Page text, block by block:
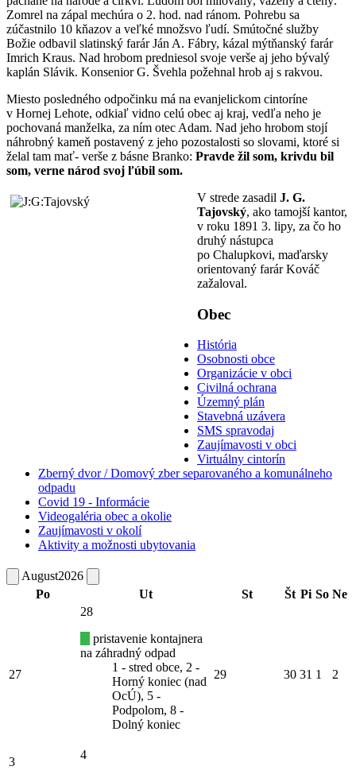
Zomrel na zápal mechúra o 2. hod. nad ránom. Pohrebu sa
zúčastnilo 10 kňazov a veľké množsvo ľudí. Smútočné služby
Božie odbavil slatinský farár Ján A. Fábry, kázal mýtňanský farár
Imrich Kraus. Nad hrobom predniesol svoje verše aj jeho bývalý
kaplán Slávik. Konsenior G. Švehla požehnal hrob aj s rakvou.
Miesto posledného odpočinku má na evanjelickom cintoríne
v Hornej Lehote, odkiaľ vidno celú obec aj kraj, vedľa neho je
pochovaná manželka, za ním otec Adam. Nad jeho hrobom stojí
náhrobný kameň postavený z jeho pozostalosti so slovami, ktoré si
želal tam mať- verše z básne Branko: Pravde žil som, krivdu bil
som, verne národ svoj ľúbil som.
V strede zasadil J. G.
Tajovský, ako tamojší kantor,
v roku 1891 3. lipy, za čo ho
druhý nástupca
po Chalupkovi, maďarsky
orientovaný farár Kováč
zažaloval.
Obec
História
Osobnosti obce
Organizácie v obci
Civilná ochrana
Územný plán
Stavebná uzávera
SMS spravodaj
Zaujímavosti v obci
Virtuálny cintorín
Zberný dvor / Domový zber separovaného a komunálneho
odpadu
Covid 19 - Informácie
Videogaléria obec a okolie
Zaujímavosti v okolí
Aktivity a možnosti ubytovania
August2026
Po
Ut St Št Pi So Ne
27
28
pristavenie kontajnera
na záhradný odpad
1 - stred obce, 2 -
Horný koniec (nad
OcÚ), 5 -
Podpolom, 8 -
Dolný koniec
29 30 31 1 2
3
4